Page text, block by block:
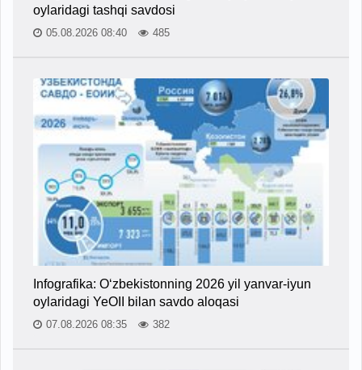
oylaridagi tashqi savdosi
05.08.2026 08:40 485
Infografika: O‘zbekistonning 2026 yil yanvar-iyun
oylaridagi YeOII bilan savdo aloqasi
07.08.2026 08:35 382